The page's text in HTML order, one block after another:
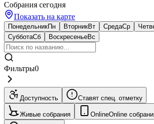
Собрания сегодня
Показать на карте
ПонедельникПн ВторникВт СредаСр
СубботаСб ВоскресеньеВс
Фильтры0
Доступность Ставят спец. отметку
Живые собрания OnlineOnline